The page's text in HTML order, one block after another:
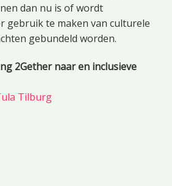
dan nu is of wordt
gebruik te maken van culturele
gebundeld worden.
2Gether naar en inclusieve
Tilburg